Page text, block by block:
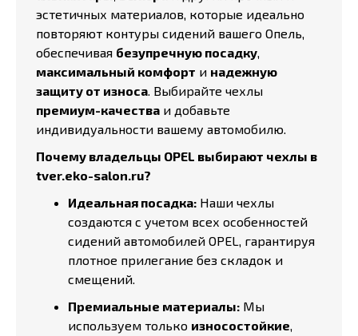
эстетичных материалов, которые идеально
повторяют контуры сидений вашего Опель,
обеспечивая безупречную посадку,
максимальный комфорт и надежную
защиту от износа. Выбирайте чехлы
премиум-качества и добавьте
индивидуальности вашему автомобилю.
Почему владельцы OPEL выбирают чехлы в
tver.eko-salon.ru?
Идеальная посадка: Наши чехлы
создаются с учетом всех особенностей
сидений автомобилей OPEL, гарантируя
плотное прилегание без складок и
смещений.
Премиальные материалы: Мы
используем только износостойкие,